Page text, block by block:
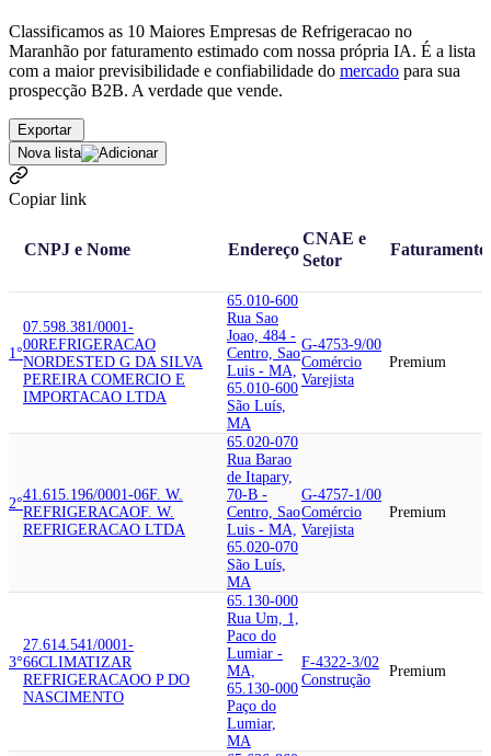
Classificamos as 10 Maiores Empresas de Refrigeracao no
Maranhão por faturamento estimado com nossa própria IA. É a lista
com a maior previsibilidade e confiabilidade do mercado para sua
prospecção B2B. A verdade que vende.
Exportar
Nova lista
Copiar link
CNPJ e Nome Endereço
CNAE e
Setor
Faturamento
1°
07.598.381/0001-
00REFRIGERACAO
NORDESTED G DA SILVA
PEREIRA COMERCIO E
IMPORTACAO LTDA
65.010-600
Rua Sao
Joao, 484 -
Centro, Sao
Luis - MA,
65.010-600
São Luís,
MA
G-4753-9/00
Comércio
Varejista
Premium
2°
41.615.196/0001-06F. W.
REFRIGERACAOF. W.
REFRIGERACAO LTDA
65.020-070
Rua Barao
de Itapary,
70-B -
Centro, Sao
Luis - MA,
65.020-070
São Luís,
MA
G-4757-1/00
Comércio
Varejista
Premium
3°
27.614.541/0001-
66CLIMATIZAR
REFRIGERACAOO P DO
NASCIMENTO
65.130-000
Rua Um, 1,
Paco do
Lumiar -
MA,
65.130-000
Paço do
Lumiar,
MA
F-4322-3/02
Construção
Premium